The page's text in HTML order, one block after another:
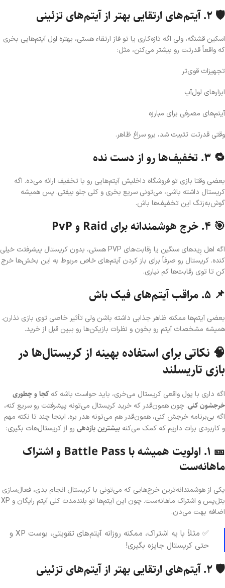
🛡️ ۲. آیتم‌های ارتقایی بهتر از آیتم‌های تزئینی
اسکین قشنگه، ولی اگه تازه‌کاری یا تو فاز ارتقاء هستی، بهتره اول آیتم‌هایی بخری
که واقعاً قدرتت رو بیشتر می‌کنن، مثل:
تجهیزات قوی‌تر
ابزارهای لول‌آپ
آیتم‌های مصرفی برای مبارزه
وقتی قدرتت تثبیت شد، برو سراغ ظاهر.
🔁 ۳. تخفیف‌ها رو از دست نده
بعضی وقتا بازی تو فروشگاه داخلیش آیتم‌هایی رو با تخفیف ارائه می‌ده. اگه
کریستال داشته باشی، می‌تونی سریع بخری و کلی جلو بیفتی. پس همیشه
گوش‌به‌زنگ این تخفیف‌ها باش.
🎯 ۴. خرج هوشمندانه برای Raid و PvP
اگه اهل رِیدهای سنگین یا رقابت‌های PVP هستی، بدون کریستال پیشرفتت خیلی
کنده. کریستال رو صرفاً برای باز کردن آیتم‌های خاص مربوط به این بخش‌ها خرج
کن تا توی رقابت‌ها کم نیاری.
📌 ۵. مراقب آیتم‌های فیک باش
بعضی آیتم‌ها ممکنه ظاهر جذابی داشته باشن ولی تأثیر خاصی توی بازی نذارن.
همیشه مشخصات آیتم رو بخون و نظرات بازیکن‌ها رو ببین قبل از خرید.
🧠 نکاتی برای استفاده بهینه از کریستال‌ها در
بازی تاریسلند
اگه داری با پول واقعی کریستال می‌خری، باید حواست باشه که کجا و چطوری
خرجشون کنی. چون همون‌قدر که خرید کریستال می‌تونه پیشرفتت رو سریع کنه،
اگه بی‌برنامه خرجش کنی، همون‌قدر هم می‌تونه هدر بره. اینجا چند تا نکته مهم
و کاربردی برات داریم که کمک می‌کنه بیشترین بازدهی رو از کریستال‌هات بگیری:
🎫 ۱. اولویت همیشه با Battle Pass و اشتراک
ماهانه‌ست
یکی از هوشمندانه‌ترین خرج‌هایی که می‌تونی با کریستال انجام بدی، فعال‌سازی
بتل‌پس و اشتراک ماهانه‌ست. چون این آیتم‌ها تو بلندمدت کلی آیتم رایگان و XP
اضافه بهت می‌دن.
✅ مثلاً با یه اشتراک، ممکنه روزانه آیتم‌های تقویتی، بوست XP و
حتی کریستال جایزه بگیری!
🛡️ ۲. آیتم‌های ارتقایی بهتر از آیتم‌های تزئینی